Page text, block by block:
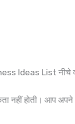
Ideas List नीचे
नहीं होती। आप अपने